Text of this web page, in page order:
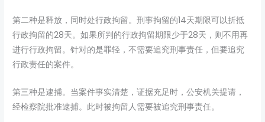
第二种是释放，同时处行政拘留。刑事拘留的14天期限可以折抵
行政拘留的28天。如果所判的行政拘留期限少于28天，则不用再
进行行政拘留。针对的是罪轻，不需要追究刑事责任，但要追究
行政责任的案件。
第三种是逮捕。当案件事实清楚，证据充足时，公安机关提请，
经检察院批准逮捕。此时被拘留人需要被追究刑事责任。